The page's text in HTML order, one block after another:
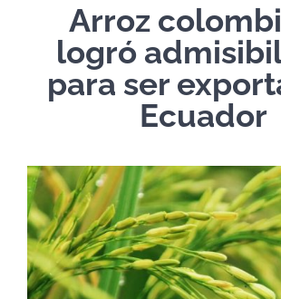
Arroz
logró
para ser
Ecuador